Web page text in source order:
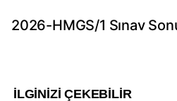
2026-HMGS/1 Sınav